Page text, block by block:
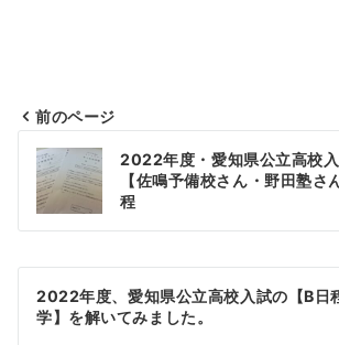
投
稿
ナ
ビ
ゲ
前のページ
2022年度・愛知県公立高校入
【佐鳴予備校さん・野田塾さ
程
2022年度、愛知県公立高校入試の【B日
学】を解いてみました。